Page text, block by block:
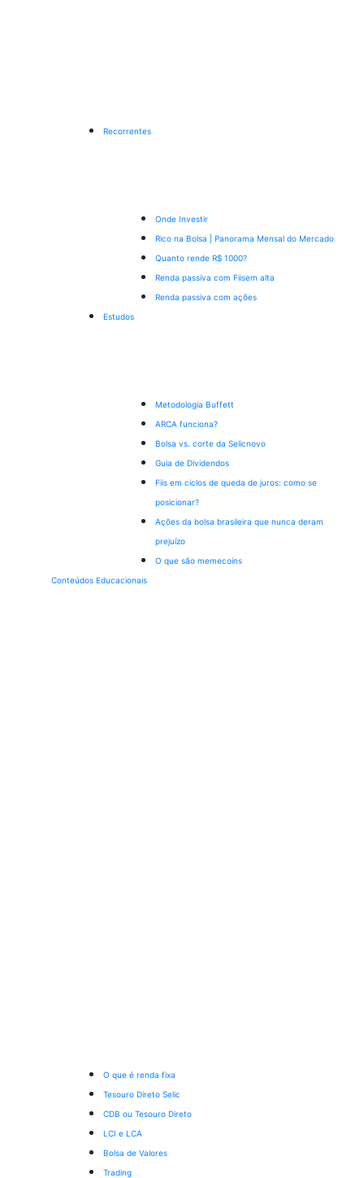
Recorrentes
Onde Investir
Rico na Bolsa | Panorama Mensal do Mercado
Quanto rende R$ 1000?
Renda passiva com Fiisem alta
Renda passiva com ações
Estudos
Metodologia Buffett
ARCA funciona?
Bolsa vs. corte da Selicnovo
Guia de Dividendos
Fiis em ciclos de queda de juros: como se
posicionar?
Ações da bolsa brasileira que nunca deram
prejuízo
O que são memecoins
Conteúdos Educacionais
O que é renda fixa
Tesouro Direto Selic
CDB ou Tesouro Direto
LCI e LCA
Bolsa de Valores
Trading